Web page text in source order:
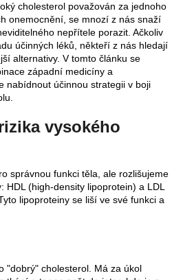
cholesterol považován za jednoho
onemocnění, se mnozí z nás snaží
nepřítele porazit. Ačkoliv
účinných léků, někteří z nás hledají
alternativy. V tomto článku se
západní medicíny a
nabídnout účinnou strategii v boji
vysokého
správnou funkci těla, ale rozlišujeme
HDL (high-density lipoprotein) a LDL
lipoproteiny se liší ve své funkci a
"dobrý" cholesterol. Má za úkol